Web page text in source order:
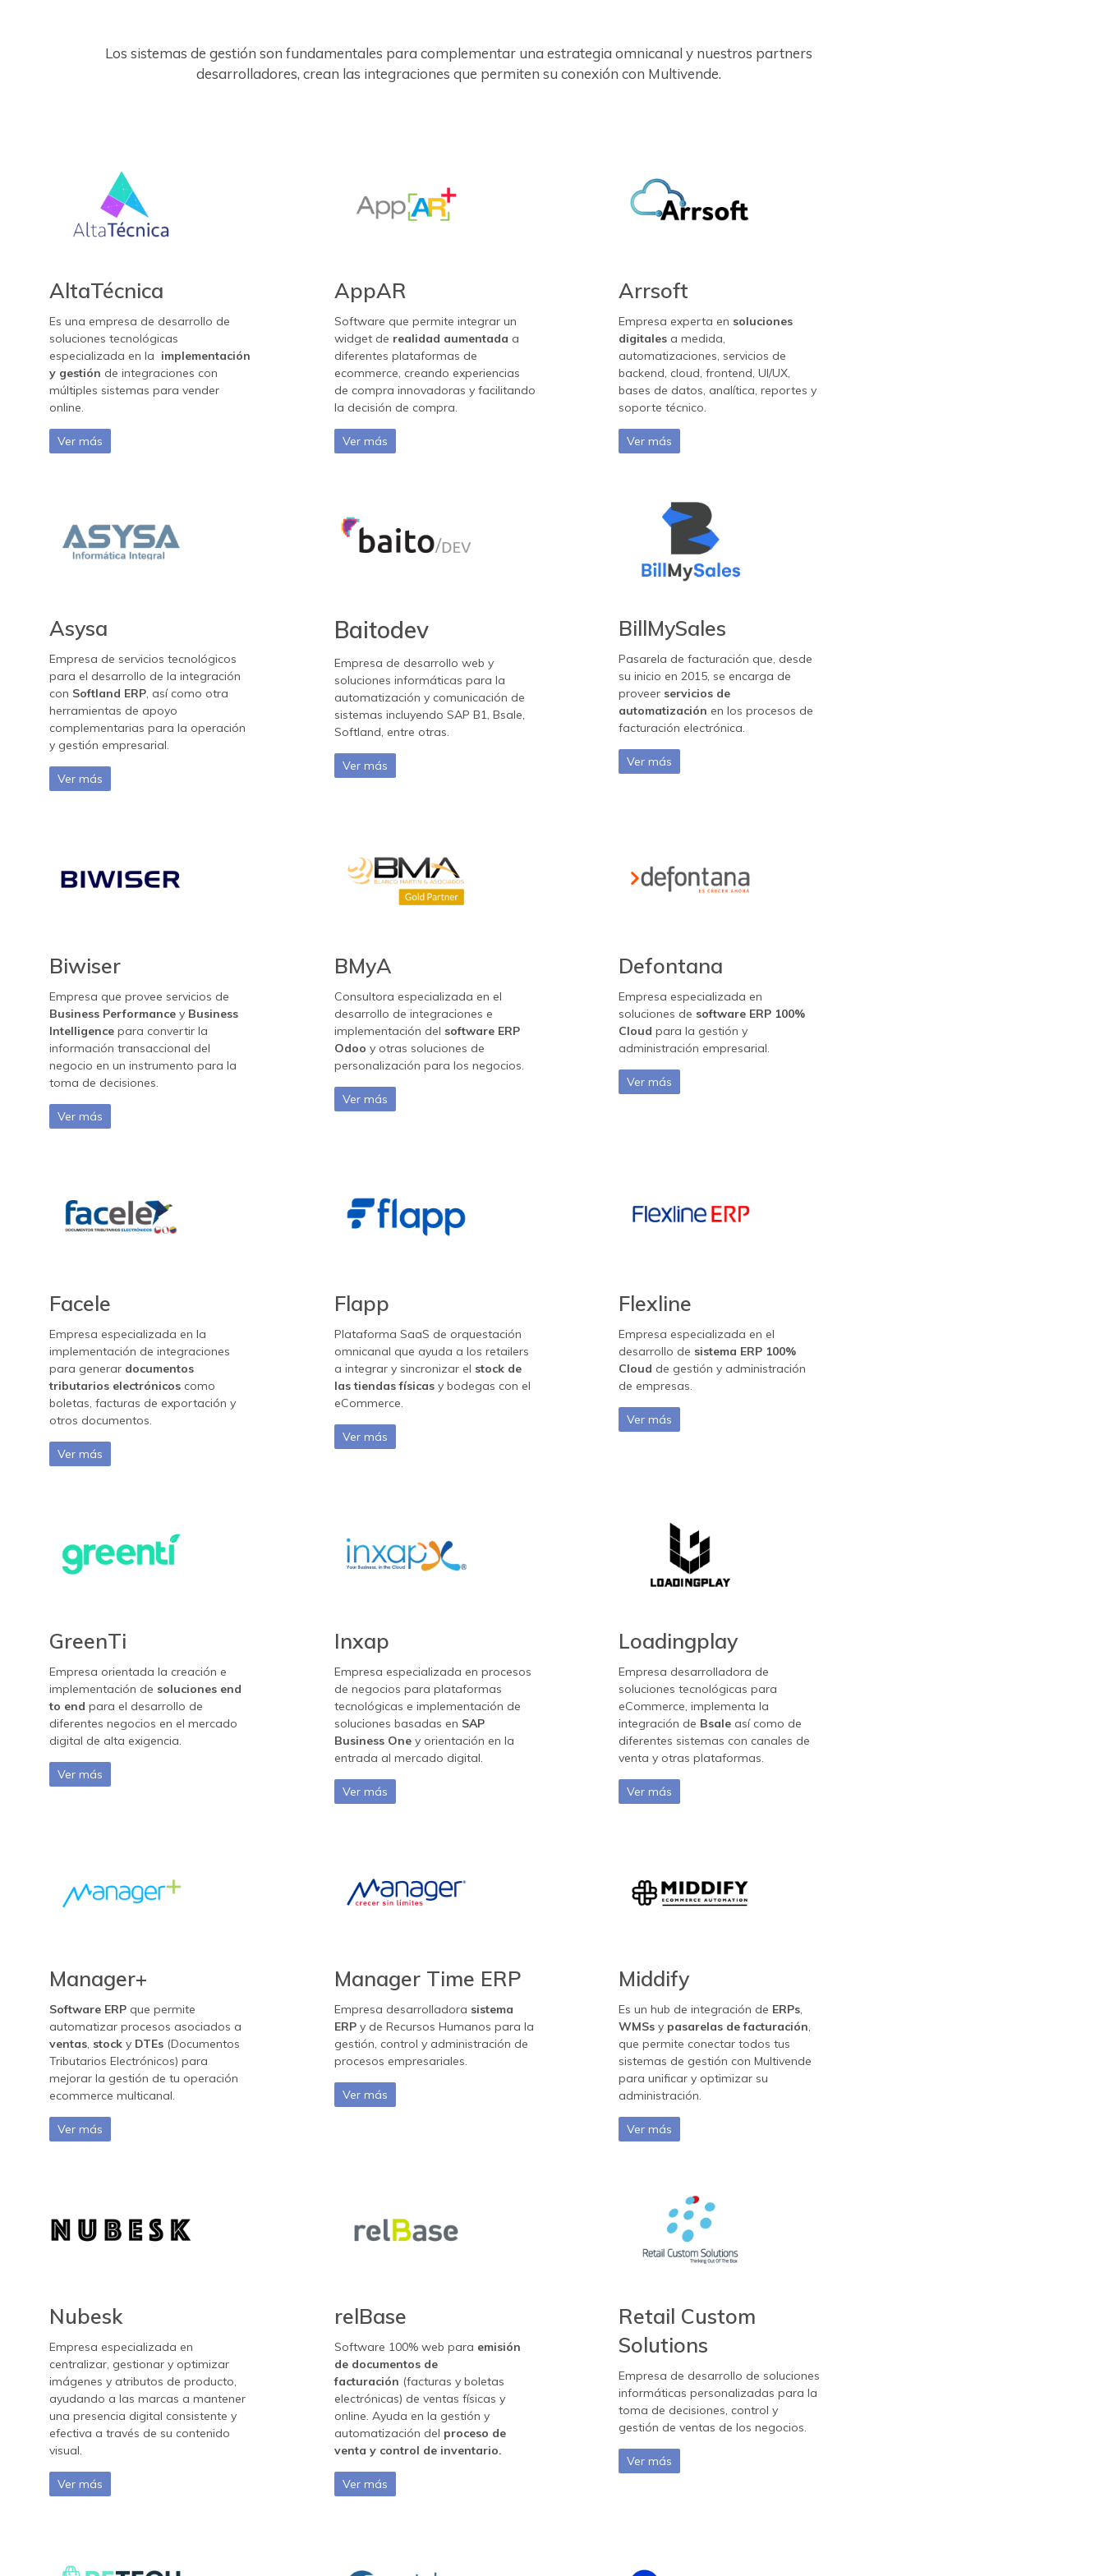
Los sistemas de gestión son fundamentales para complementar una estrategia omnicanal y nuestros partners
desarrolladores, crean las integraciones que permiten su conexión con Multivende.
AltaTécnica
Es una empresa de desarrollo de
soluciones tecnológicas
especializada en la implementación
y gestión de integraciones con
múltiples sistemas para vender
online.
Ver más
AppAR
Software que permite integrar un
widget de realidad aumentada a
diferentes plataformas de
ecommerce, creando experiencias
de compra innovadoras y facilitando
la decisión de compra.
Ver más
Arrsoft
Empresa experta en soluciones
digitales a medida,
automatizaciones, servicios de
backend, cloud, frontend, UI/UX,
bases de datos, analítica, reportes y
soporte técnico.
Ver más
Asysa
Empresa de servicios tecnológicos
para el desarrollo de la integración
con Softland ERP, así como otra
herramientas de apoyo
complementarias para la operación
y gestión empresarial.
Ver más
Baitodev
Empresa de desarrollo web y
soluciones informáticas para la
automatización y comunicación de
sistemas incluyendo SAP B1, Bsale,
Softland, entre otras.
Ver más
BillMySales
Pasarela de facturación que, desde
su inicio en 2015, se encarga de
proveer servicios de
automatización en los procesos de
facturación electrónica.
Ver más
Biwiser
Empresa que provee servicios de
Business Performance y Business
Intelligence para convertir la
información transaccional del
negocio en un instrumento para la
toma de decisiones.
Ver más
BMyA
Consultora especializada en el
desarrollo de integraciones e
implementación del software ERP
Odoo y otras soluciones de
personalización para los negocios.
Ver más
Defontana
Empresa especializada en
soluciones de software ERP 100%
Cloud para la gestión y
administración empresarial.
Ver más
Facele
Empresa especializada en la
implementación de integraciones
para generar documentos
tributarios electrónicos como
boletas, facturas de exportación y
otros documentos.
Ver más
Flapp
Plataforma SaaS de orquestación
omnicanal que ayuda a los retailers
a integrar y sincronizar el stock de
las tiendas físicasy bodegas con el
eCommerce.
Ver más
Flexline
Empresa especializada en el
desarrollo de sistema ERP 100%
Cloud de gestión y administración
de empresas.
Ver más
GreenTi
Empresa orientada la creación e
implementación de soluciones end
to end para el desarrollo de
diferentes negocios en el mercado
digital de alta exigencia.
Ver más
Inxap
Empresa especializada en procesos
de negocios para plataformas
tecnológicas e implementación de
soluciones basadas en SAP
Business Oney orientación en la
entrada al mercado digital.
Ver más
Loadingplay
Empresa desarrolladora de
soluciones tecnológicas para
eCommerce, implementa la
integración de Bsale así como de
diferentes sistemas con canales de
venta y otras plataformas.
Ver más
Manager+
Software ERP que permite
automatizar procesos asociados a
ventas, stock y DTEs (Documentos
Tributarios Electrónicos) para
mejorar la gestión de tu operación
ecommerce multicanal.
Ver más
Manager Time ERP
Empresa desarrolladora sistema
ERPy de Recursos Humanos para la
gestión, control y administración de
procesos empresariales.
Ver más
Middify
Es un hub de integración de ERPs,
WMSs y pasarelas de facturación,
que permite conectar todos tus
sistemas de gestión con Multivende
para unificar y optimizar su
administración.
Ver más
Nubesk
Empresa especializada en
centralizar, gestionar y optimizar
imágenes y atributos de producto,
ayudando a las marcas a mantener
una presencia digital consistente y
efectiva a través de su contenido
visual.
Ver más
relBase
Software 100% web para emisión
de documentos de
facturación (facturas y boletas
electrónicas) de ventas físicas y
online. Ayuda en la gestión y
automatización del proceso de
venta y control de inventario.
Ver más
Retail Custom
Solutions
Empresa de desarrollo de soluciones
informáticas personalizadas para la
toma de decisiones, control y
gestión de ventas de los negocios.
Ver más